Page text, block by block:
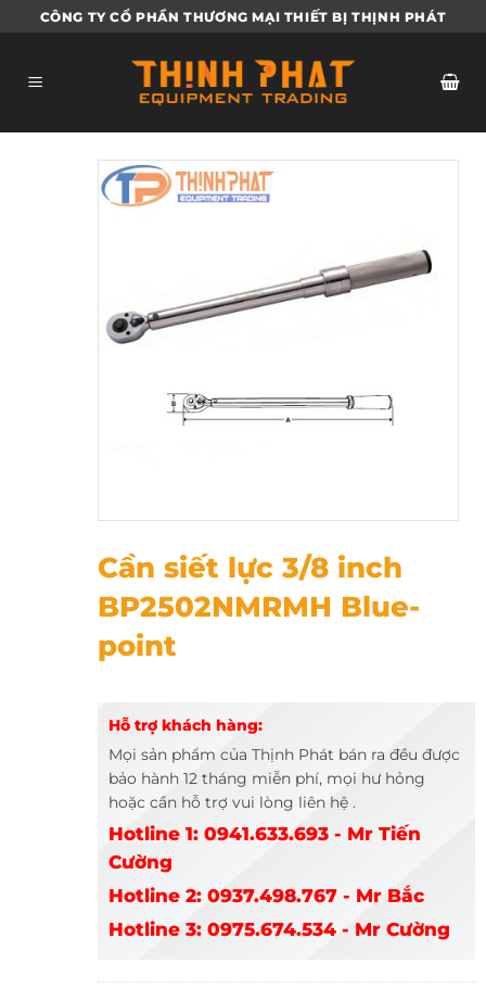
qua
dung
CÔNG TY CỔ PHẦN THƯƠNG MẠI THIẾT BỊ THỊNH PHÁT
Cần siết lực 3/8 inch
BP2502NMRMH Blue-
point
Hỗ trợ khách hàng:
Mọi sản phẩm của Thịnh Phát bán ra đều được
bảo hành 12 tháng miễn phí, mọi hư hỏng
hoặc cần hỗ trợ vui lòng liên hệ .
Hotline 1: 0941.633.693 - Mr Tiến
Cường
Hotline 2: 0937.498.767 - Mr Bắc
Hotline 3: 0975.674.534 - Mr Cường